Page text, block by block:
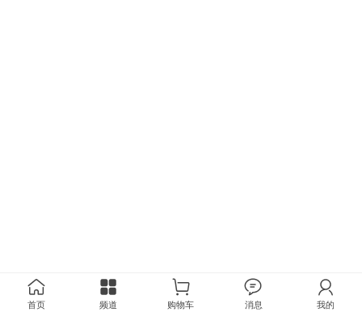
首页 频道 购物车 消息 我的